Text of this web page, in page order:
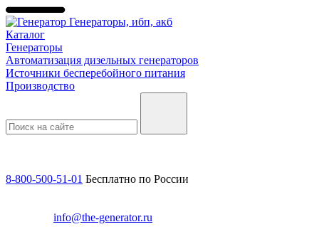
Генераторы, ибп, акб
Каталог
Генераторы
Автоматизация дизельных генераторов
Источники бесперебойного питания
Производство
8-800-500-51-01 Бесплатно по России
info@the-generator.ru